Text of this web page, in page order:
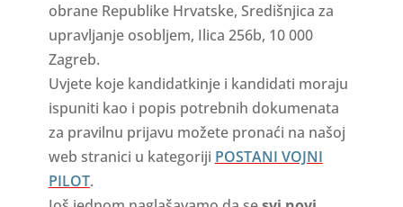
obrane Republike Hrvatske, Središnjica za
upravljanje osobljem, Ilica 256b, 10 000
Zagreb.
Uvjete koje kandidatkinje i kandidati moraju
ispuniti kao i popis potrebnih dokumenata
za pravilnu prijavu možete pronaći na našoj
web stranici u kategoriji POSTANI VOJNI
PILOT.